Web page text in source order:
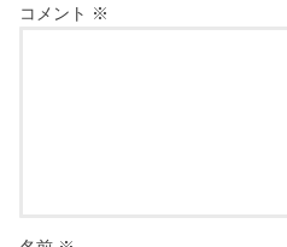
コメント ※